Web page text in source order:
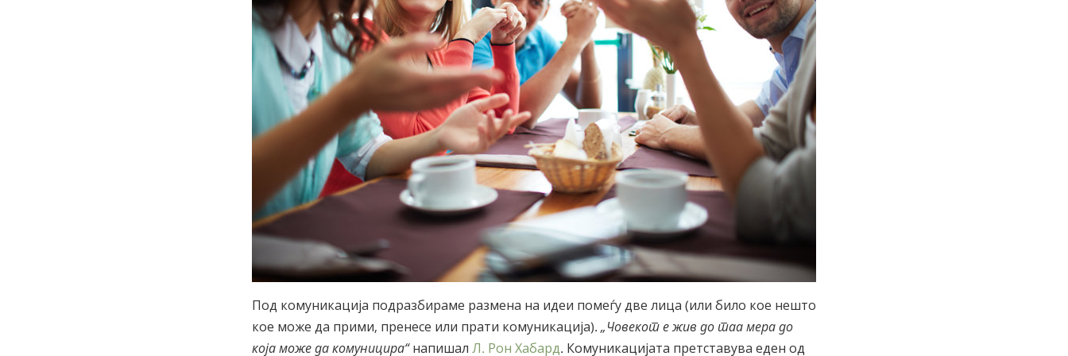
Под комуникација подразбираме размена на идеи помеѓу две лица (или било кое нешто
кое може да прими, пренесе или прати комуникација). „Човекот е жив до таа мера до
која може да комуницира“напишал Л. Рон Хабард. Комуникацијата претставува еден од